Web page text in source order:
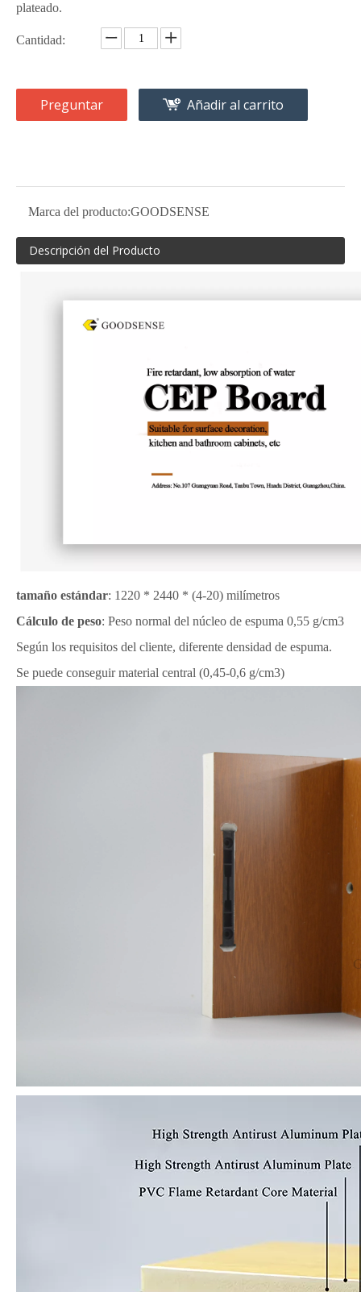
plateado.
Cantidad:
Preguntar Añadir al carrito
Marca del producto:GOODSENSE
Descripción del Producto
tamaño estándar: 1220 * 2440 * (4-20) milímetros
Cálculo de peso: Peso normal del núcleo de espuma 0,55 g/cm3
Según los requisitos del cliente, diferente densidad de espuma.
Se puede conseguir material central (0,45-0,6 g/cm3)